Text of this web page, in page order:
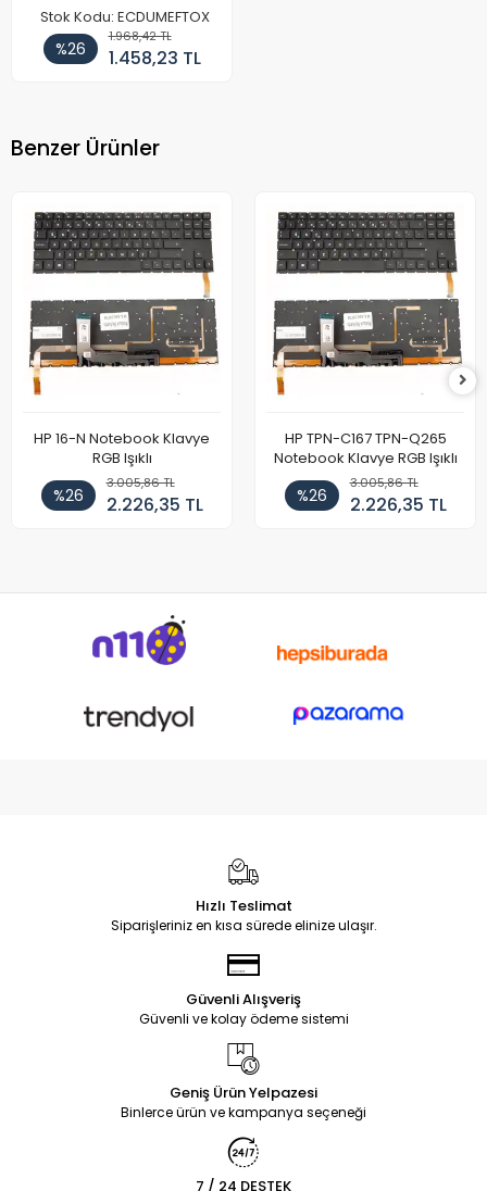
Stok Kodu: ECDUMEFTOX
%26
1.968,42 TL
1.458,23 TL
Benzer Ürünler
HP 16-N Notebook Klavye
RGB Işıklı
%26
3.005,86 TL
2.226,35 TL
HP TPN-C167 TPN-Q265
Notebook Klavye RGB Işıklı
%26
3.005,86 TL
2.226,35 TL
Hızlı Teslimat
Siparişleriniz en kısa sürede elinize ulaşır.
Güvenli Alışveriş
Güvenli ve kolay ödeme sistemi
Geniş Ürün Yelpazesi
Binlerce ürün ve kampanya seçeneği
7 / 24 DESTEK